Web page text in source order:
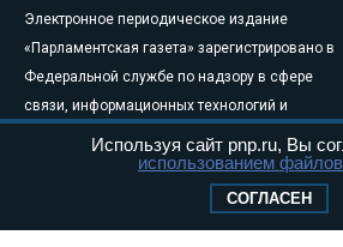
Электронное периодическое издание
«Парламентская газета» зарегистрировано в
Федеральной службе по надзору в сфере
связи, информационных технологий и
августа 2011 года. 18+
Свидетельство о регистрации Эл № ФС77-
Используя сайт pnp.ru, Вы
использованием
СОГЛАСЕН